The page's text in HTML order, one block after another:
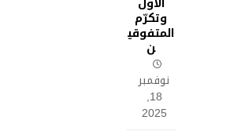
وتكرّم
المتفوقي
ن
نوفمبر
18,
2025